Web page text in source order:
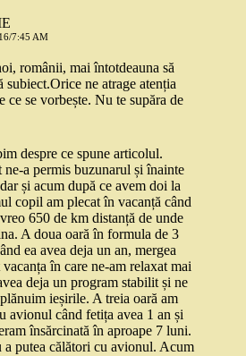
7:45 AM
românii, mai întotdeauna să
subiect.Orice ne atrage atenția
ce se vorbește. Nu te supăra de
despre ce spune articolul.
a permis buzunarul și înainte
și acum după ce avem doi la
copil am plecat în vacanță când
650 de km distanță de unde
A doua oară în formula de 3
ea avea deja un an, mergea
în care ne-am relaxat mai
deja un program stabilit și ne
ieșirile. A treia oară am
avionul când fetița avea 1 an și
însărcinată în aproape 7 luni.
putea călători cu avionul. Acum